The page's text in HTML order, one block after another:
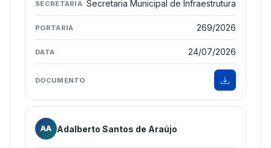
Secretaria Municipal de Infraestrutura
269/2026
24/07/2026
AA Adalberto Santos de Araújo